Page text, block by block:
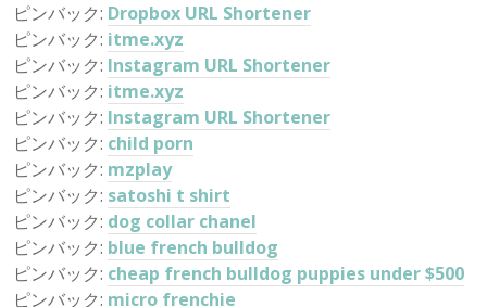
ピンバック: Dropbox URL Shortener
ピンバック: itme.xyz
ピンバック: Instagram URL Shortener
ピンバック: itme.xyz
ピンバック: Instagram URL Shortener
ピンバック: child porn
ピンバック: mzplay
ピンバック: satoshi t shirt
ピンバック: dog collar chanel
ピンバック: blue french bulldog
ピンバック: cheap french bulldog puppies under $500
ピンバック: micro frenchie